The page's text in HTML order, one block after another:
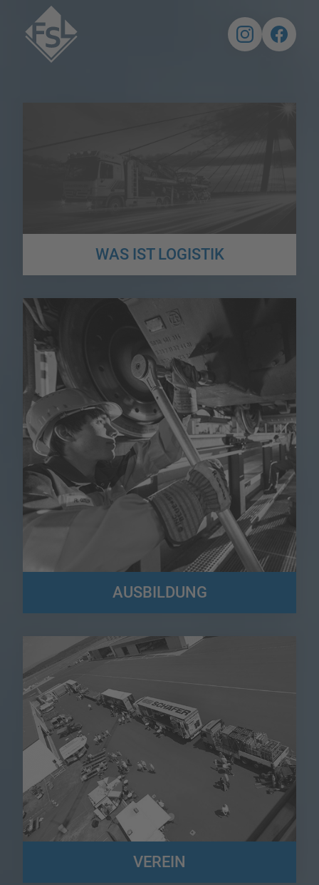
WAS IST LOGISTIK
Konzernen, Netzwerken und sogar virtuellen Unternehmen
Verteilungslösungen bereit
AUSBILDUNG
Hier könnt ihr euch umfassend informieren...
VEREIN